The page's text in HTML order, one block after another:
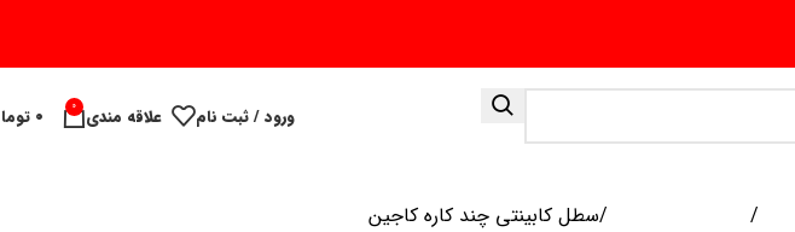
ورود / ثبت نام علاقه مندی 0 ۰
سطل کابینتی چند کاره کاجین